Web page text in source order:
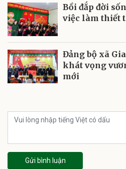
Bồi đắp đời
việc làm thiết
Đảng bộ xã
khát vọng
mới
Gửi bình luận